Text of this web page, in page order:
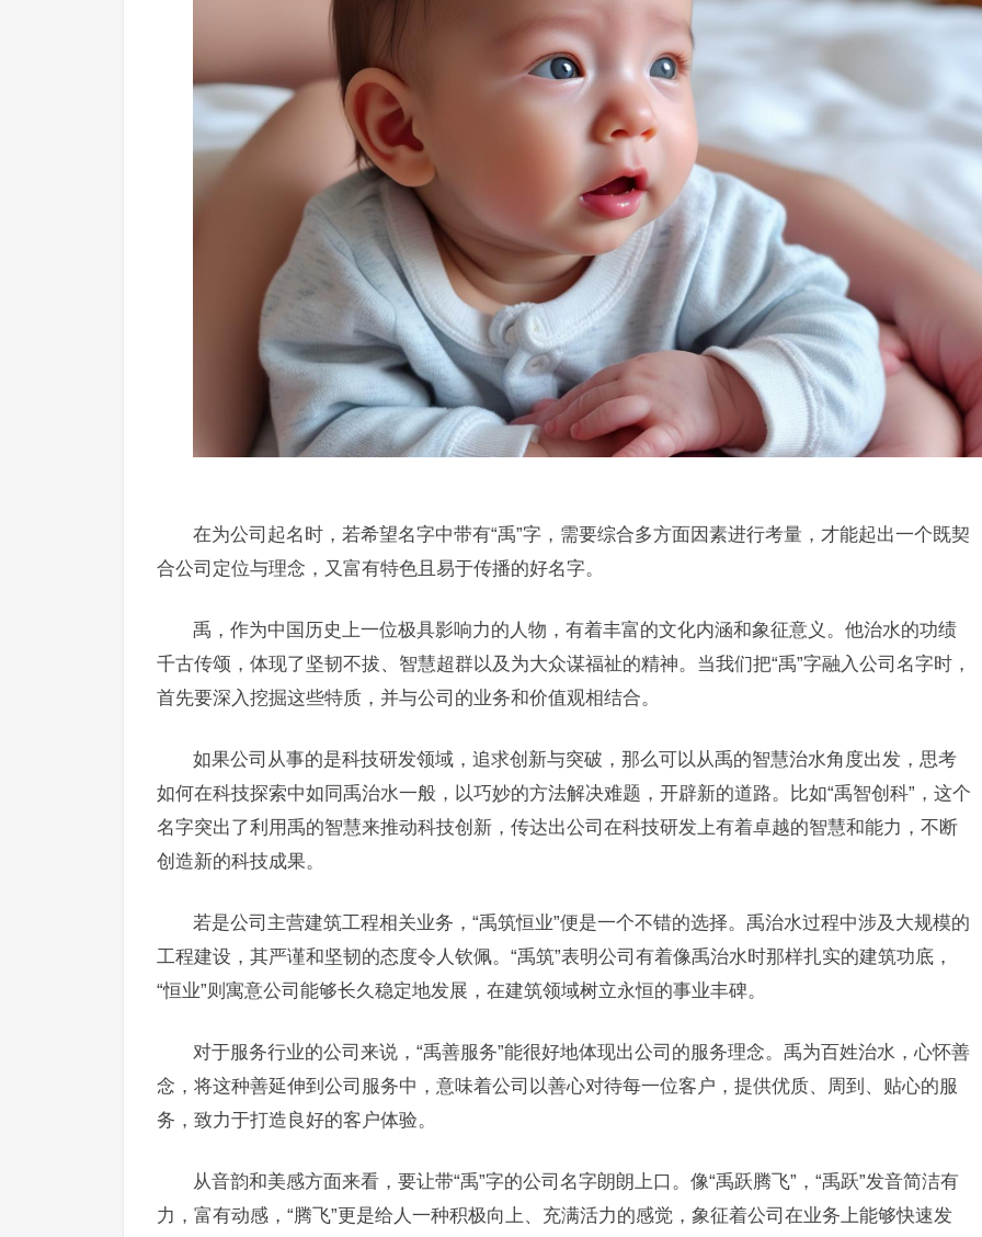
在为公司起名时，若希望名字中带有“禹”字，需要综合多方面因素进行考量，才能起出一个既契
合公司定位与理念，又富有特色且易于传播的好名字。
禹，作为中国历史上一位极具影响力的人物，有着丰富的文化内涵和象征意义。他治水的功绩
千古传颂，体现了坚韧不拔、智慧超群以及为大众谋福祉的精神。当我们把“禹”字融入公司名字时，
首先要深入挖掘这些特质，并与公司的业务和价值观相结合。
如果公司从事的是科技研发领域，追求创新与突破，那么可以从禹的智慧治水角度出发，思考
如何在科技探索中如同禹治水一般，以巧妙的方法解决难题，开辟新的道路。比如“禹智创科”，这个
名字突出了利用禹的智慧来推动科技创新，传达出公司在科技研发上有着卓越的智慧和能力，不断
创造新的科技成果。
若是公司主营建筑工程相关业务，“禹筑恒业”便是一个不错的选择。禹治水过程中涉及大规模的
工程建设，其严谨和坚韧的态度令人钦佩。“禹筑”表明公司有着像禹治水时那样扎实的建筑功底，
“恒业”则寓意公司能够长久稳定地发展，在建筑领域树立永恒的事业丰碑。
对于服务行业的公司来说，“禹善服务”能很好地体现出公司的服务理念。禹为百姓治水，心怀善
念，将这种善延伸到公司服务中，意味着公司以善心对待每一位客户，提供优质、周到、贴心的服
务，致力于打造良好的客户体验。
从音韵和美感方面来看，要让带“禹”字的公司名字朗朗上口。像“禹跃腾飞”，“禹跃”发音简洁有
力，富有动感，“腾飞”更是给人一种积极向上、充满活力的感觉，象征着公司在业务上能够快速发